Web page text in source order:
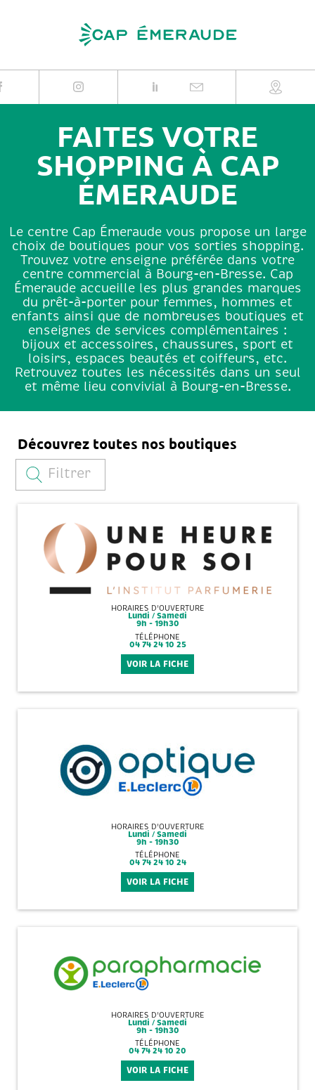
FAITES VOTRE
SHOPPING À CAP
ÉMERAUDE
Le centre Cap Émeraude vous propose un large
choix de boutiques pour vos sorties shopping.
Trouvez votre enseigne préférée dans votre
centre commercial à Bourg-en-Bresse. Cap
Émeraude accueille les plus grandes marques
du prêt-à-porter pour femmes, hommes et
enfants ainsi que de nombreuses boutiques et
enseignes de services complémentaires :
bijoux et accessoires, chaussures, sport et
loisirs, espaces beautés et coiffeurs, etc.
Retrouvez toutes les nécessités dans un seul
et même lieu convivial à Bourg-en-Bresse.
Découvrez toutes nos boutiques
Filtrer
HORAIRES D'OUVERTURE
Lundi / Samedi
9h - 19h30
TÉLÉPHONE
04 74 24 10 25
VOIR LA FICHE
HORAIRES D'OUVERTURE
Lundi / Samedi
9h - 19h30
TÉLÉPHONE
04 74 24 10 24
VOIR LA FICHE
HORAIRES D'OUVERTURE
Lundi / Samedi
9h - 19h30
TÉLÉPHONE
04 74 24 10 20
VOIR LA FICHE